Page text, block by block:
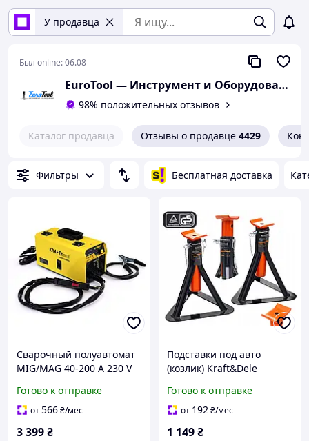
У продавца
Был online:06.08
EuroTool — Инструмент и Оборудованиеㅤ
98% положительных отзывов
Каталог продавца Отзывы о продавце 4429
Фильтры Бесплатная доставка
Сварочный полуавтомат
MIG/MAG 40-200 A 230 V
Готово к отправке
от566₴/мес
3 399₴
Подставки под авто
(козлик) Kraft&Dele
мм
Готово к отправке
от 192₴/мес
1 149₴